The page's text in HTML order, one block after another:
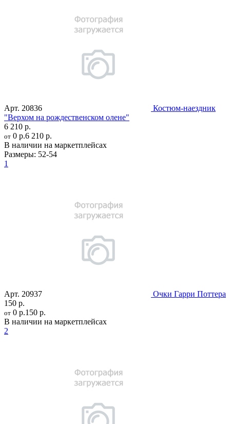
Арт. 20836
Костюм-наездник
"Верхом на рождественском олене"
6 210 р.
от 0 р.6 210 р.
В наличии на маркетплейсах
Размеры: 52-54
1
Арт. 20937
Очки Гарри Поттера
150 р.
от 0 р.150 р.
В наличии на маркетплейсах
2